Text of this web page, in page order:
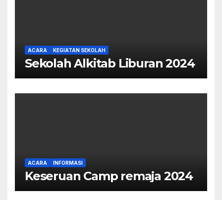
ACARA KEGIATAN SEKOLAH
Sekolah Alkitab Liburan 2024
ACARA INFORMASI
Keseruan Camp remaja 2024